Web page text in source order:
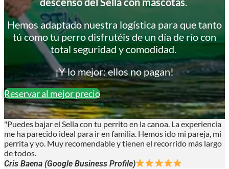
Hemos adaptado nuestra logística para que tanto
tú como tu perro disfrutéis de un día de río con
total seguridad y comodidad.
¡Y lo mejor: ellos no pagan!
Reservar al mejor precio
"Puedes bajar el Sella con tu perrito en la canoa. La experiencia
me ha parecido ideal para ir en familia. Hemos ido mi pareja, mi
perrita y yo. Muy recomendable y tienen el recorrido más largo
de todos.
Cris Baena (Google Business Profile)